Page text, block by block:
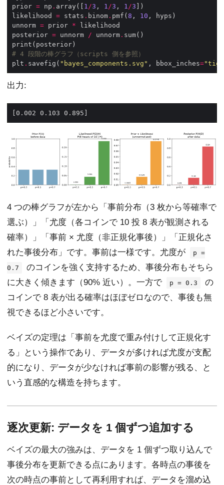
prior = np . array([ 1 /3 , 1 /3 , 1 /3
likelihood = stats . binom . pmf( 8 , 10
unnorm = prior *
posterior = unnorm / unnorm .
# 4 段階の棒グラフ（scripts 側を参照）
plt . savefig( "bayes_components.svg" , bbox_inches=
出力:
4 つの棒グラフが左から「事前分布（3 枚から等確率で
選ぶ）」「尤度（各コインで 10 投 8 表が観測される
確率）」「事前 × 尤度（非正規化事後）」「正規化さ
れた事後分布」です。事前は一様です。尤度が
p =
0.7
のコインを強く支持するため、事後分布もそちら
に大きく傾きます（90% 近い）。一方で
p = 0.3
の
コインで 8 表が出る確率はほぼゼロなので、事後も無
視できるほど小さいです。
ベイズの定理は「事前を尤度で重み付けして正規化す
る」という操作であり、データが多ければ尤度が支配
的になり、データが少なければ事前の影響が残る、と
いう直感的な構造を持ちます。
逐次更新: データを 1 個ずつ追加する
ベイズの最大の強みは、データを 1 個ずつ取り込んで
事後分布を更新できる点にあります。各時点の事後を
次の時点の事前として再利用すれば、データを溜め込